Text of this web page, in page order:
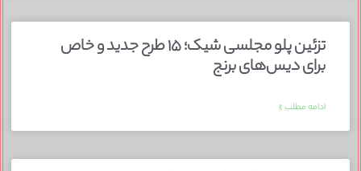
تزئین پلو مجلسی شیک؛ ۱۵ طرح جدید و خاص
برای دیس‌های برنج
ادامه مطلب »